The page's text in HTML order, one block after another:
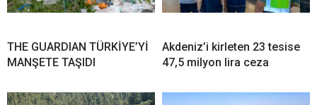
THE GUARDIAN TÜRKİYE’Yİ
MANŞETE TAŞIDI
Akdeniz’i kirleten 23 tesise
47,5 milyon lira ceza